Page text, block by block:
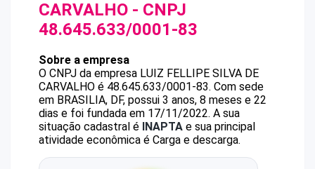
CARVALHO - CNPJ
48.645.633/0001-83
Sobre a empresa
O CNPJ da empresa LUIZ FELLIPE SILVA DE
CARVALHO é 48.645.633/0001-83. Com sede
em BRASILIA, DF, possui 3 anos, 8 meses e 22
dias e foi fundada em 17/11/2022. A sua
situação cadastral é INAPTA e sua principal
atividade econômica é Carga e descarga.